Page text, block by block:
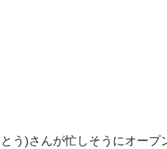
う)さんが忙しそうにオープ